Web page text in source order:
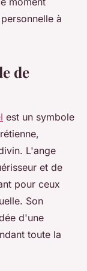
à
de
est un symbole
L'ange
et de
pour ceux
Son
d'une
toute la